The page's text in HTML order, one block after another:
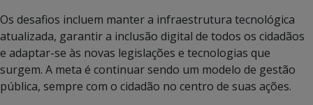
Os desafios incluem manter a infraestrutura tecnológica
atualizada, garantir a inclusão digital de todos os cidadãos
e adaptar-se às novas legislações e tecnologias que
surgem. A meta é continuar sendo um modelo de gestão
pública, sempre com o cidadão no centro de suas ações.